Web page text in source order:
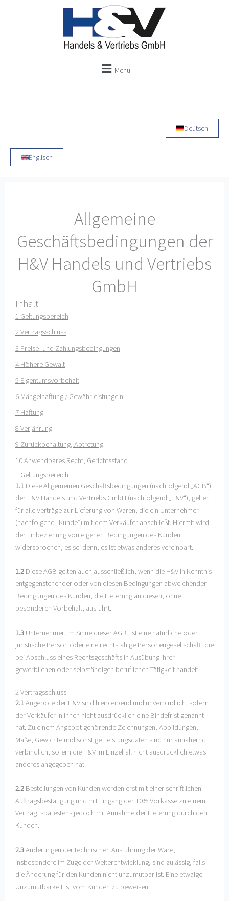
Menu
Deutsch
Englisch
Allgemeine
Geschäftsbedingungen der
H&V Handels und Vertriebs
GmbH
Inhalt
1 Geltungsbereich
2 Vertragsschluss
3 Preise- und Zahlungsbedingungen
4 Höhere Gewalt
5 Eigentumsvorbehalt
6 Mängelhaftung / Gewährleistungein
7 Haftung
8 Verjährung
9 Zurückbehaltung, Abtretung
10 Anwendbares Recht, Gerichtsstand
1 Geltungsbereich
1.1 Diese Allgemeinen Geschäftsbedingungen (nachfolgend „AGB“)
der H&V Handels und Vertriebs GmbH (nachfolgend „H&V“), gelten
für alle Verträge zur Lieferung von Waren, die ein Unternehmer
(nachfolgend „Kunde“) mit dem Verkäufer abschließt. Hiermit wird
der Einbeziehung von eigenen Bedingungen des Kunden
widersprochen, es sei denn, es ist etwas anderes vereinbart.
1.2 Diese AGB gelten auch ausschließlich, wenn die H&V in Kenntnis
entgegenstehender oder von diesen Bedingungen abweichender
Bedingungen des Kunden, die Lieferung an diesen, ohne
besonderen Vorbehalt, ausführt.
1.3 Unternehmer, im Sinne dieser AGB, ist eine natürliche oder
juristische Person oder eine rechtsfähige Personengesellschaft, die
bei Abschluss eines Rechtsgeschäfts in Ausübung ihrer
gewerblichen oder selbständigen beruflichen Tätigkeit handelt.
2 Vertragsschluss
2.1Angebote der H&V sind freibleibend und unverbindlich, sofern
der Verkäufer in ihnen nicht ausdrücklich eine Bindefrist genannt
hat. Zu einem Angebot gehörende Zeichnungen, Abbildungen,
Maße, Gewichte und sonstige Leistungsdaten sind nur annähernd
verbindlich, sofern die H&V im Einzelfall nicht ausdrücklich etwas
anderes angegeben hat.
2.2 Bestellungen von Kunden werden erst mit einer schriftlichen
Auftragsbestätigung und mit Eingang der 10% Vorkasse zu einem
Vertrag, spätestens jedoch mit Annahme der Lieferung durch den
Kunden.
2.3Änderungen der technischen Ausführung der Ware,
insbesondere im Zuge der Weiterentwicklung, sind zulässig, falls
die Änderung für den Kunden nicht unzumutbar ist. Eine etwaige
Unzumutbarkeit ist vom Kunden zu beweisen.